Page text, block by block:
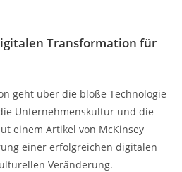
Transformation für
geht über die bloße Technologie
Unternehmenskultur und die
einem Artikel von McKinsey
einer erfolgreichen digitalen
Veränderung.